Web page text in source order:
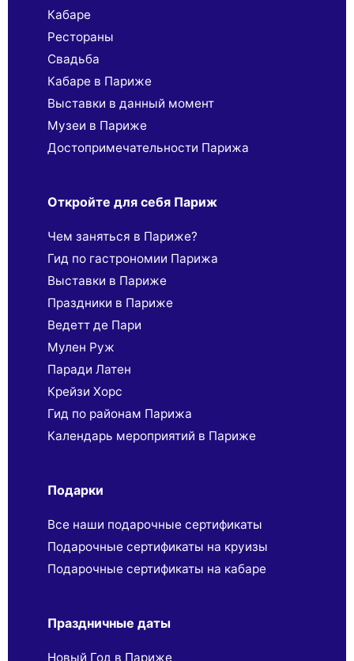
Кабаре
Рестораны
Свадьба
Кабаре в Париже
Выставки в данный момент
Музеи в Париже
Достопримечательности Парижа
Откройте для себя Париж
Чем заняться в Париже?
Гид по гастрономии Парижа
Выставки в Париже
Праздники в Париже
Ведетт де Пари
Мулен Руж
Паради Латен
Крейзи Хорс
Гид по районам Парижа
Календарь мероприятий в Париже
Подарки
Все наши подарочные сертификаты
Подарочные сертификаты на круизы
Подарочные сертификаты на кабаре
Праздничные даты
Новый Год в Париже